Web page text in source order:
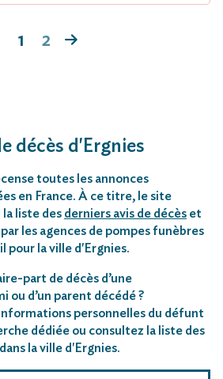
1 2
décès d'Ergnies
toutes les annonces
en France. À ce titre, le site
liste des derniers avis de décès et
les agences de pompes funèbres
pour la ville d'Ergnies.
part de décès d’une
ou d’un parent décédé ?
personnelles du défunt
dédiée ou consultez la liste des
la ville d'Ergnies.